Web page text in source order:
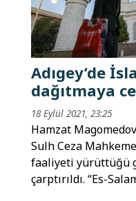
Adıgey’de
dağıtmaya
18 Eylül 2021, 23:25
Hamzat
Sulh Ceza
faaliyeti yürüttüğü
çarptırıldı. “Es-